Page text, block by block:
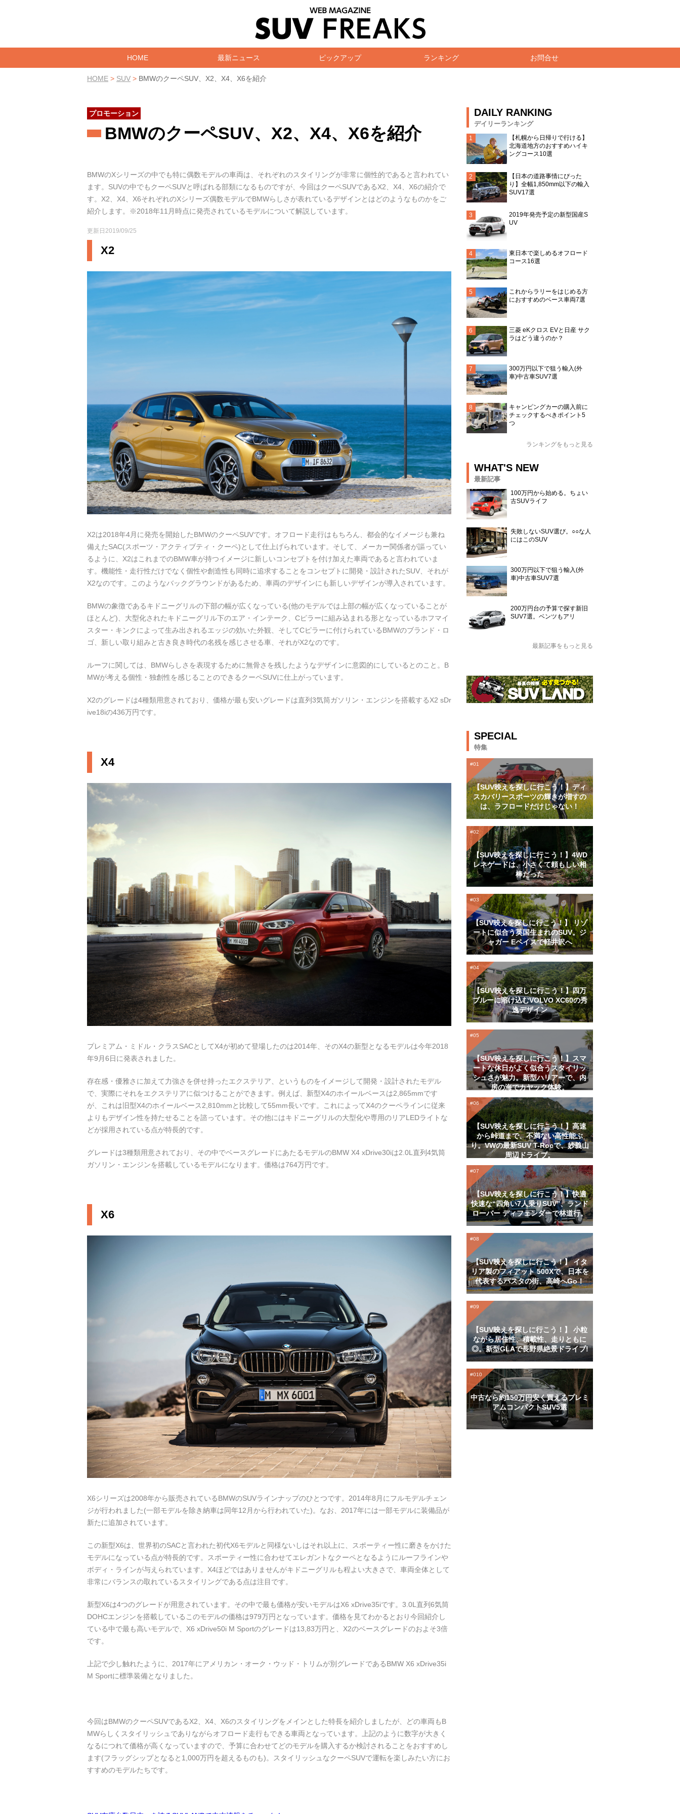
HOME 最新ニュース ピックアップ ランキング お問合せ
HOME > SUV > BMWのクーペSUV、X2、X4、X6を紹介
プロモーション
BMWのクーペSUV、X2、X4、X6を紹介
BMWのXシリーズの中でも特に偶数モデルの車両は、それぞれのスタイリングが非常に個性的であると言われてい
ます。SUVの中でもクーペSUVと呼ばれる部類になるものですが、今回はクーペSUVであるX2、X4、X6の紹介で
す。X2、X4、X6それぞれのXシリーズ偶数モデルでBMWらしさが表れているデザインとはどのようなものかをご
紹介します。※2018年11月時点に発売されているモデルについて解説しています。
更新日2019/09/25
X2
X2は2018年4月に発売を開始したBMWのクーペSUVです。オフロード走行はもちろん、都会的なイメージも兼ね
備えたSAC(スポーツ・アクティブティ・クーペ)として仕上げられています。そして、メーカー関係者が謳ってい
るように、X2はこれまでのBMW車が持つイメージに新しいコンセプトを付け加えた車両であると言われていま
す。機能性・走行性だけでなく個性や創造性も同時に追求することをコンセプトに開発・設計されたSUV、それが
X2なのです。このようなバックグラウンドがあるため、車両のデザインにも新しいデザインが導入されています。
BMWの象徴であるキドニーグリルの下部の幅が広くなっている(他のモデルでは上部の幅が広くなっていることが
ほとんど)、大型化されたキドニーグリル下のエア・インテーク、Cピラーに組み込まれる形となっているホフマイ
スター・キンクによって生み出されるエッジの効いた外観、そしてCピラーに付けられているBMWのブランド・ロ
ゴ、新しい取り組みと古き良き時代の名残を感じさせる車、それがX2なのです。
ルーフに関しては、BMWらしさを表現するために無骨さを残したようなデザインに意図的にしているとのこと。B
MWが考える個性・独創性を感じることのできるクーペSUVに仕上がっています。
X2のグレードは4種類用意されており、価格が最も安いグレードは直列3気筒ガソリン・エンジンを搭載するX2 sDr
ive18iの436万円です。
X4
プレミアム・ミドル・クラスSACとしてX4が初めて登場したのは2014年、そのX4の新型となるモデルは今年2018
年9月6日に発表されました。
存在感・優雅さに加えて力強さを併せ持ったエクステリア、というものをイメージして開発・設計されたモデル
で、実際にそれをエクステリアに似つけることができます。例えば、新型X4のホイールベースは2,865mmです
が、これは旧型X4のホイールベース2,810mmと比較して55mm長いです。これによってX4のクーペラインに従来
よりもデザイン性を持たせることを諮っています。その他にはキドニーグリルの大型化や専用のリアLEDライトな
どが採用されている点が特長的です。
グレードは3種類用意されており、その中でベースグレードにあたるモデルのBMW X4 xDrive30iは2.0L直列4気筒
ガソリン・エンジンを搭載しているモデルになります。価格は764万円です。
X6
X6シリーズは2008年から販売されているBMWのSUVラインナップのひとつです。2014年8月にフルモデルチェン
ジが行われました(一部モデルを除き納車は同年12月から行われていた)。なお、2017年には一部モデルに装備品が
新たに追加されています。
この新型X6は、世界初のSACと言われた初代X6モデルと同様ないしはそれ以上に、スポーティー性に磨きをかけた
モデルになっている点が特長的です。スポーティー性に合わせてエレガントなクーペとなるようにルーフラインや
ボディ・ラインが与えられています。X4ほどではありませんがキドニーグリルも程よい大きさで、車両全体として
非常にバランスの取れているスタイリングである点は注目です。
新型X6は4つのグレードが用意されています。その中で最も価格が安いモデルはX6 xDrive35iです。3.0L直列6気筒
DOHCエンジンを搭載しているこのモデルの価格は979万円となっています。価格を見てわかるとおり今回紹介し
ている中で最も高いモデルで、X6 xDrive50i M Sportのグレードは13,83万円と、X2のベースグレードのおよそ3倍
です。
上記で少し触れたように、2017年にアメリカン・オーク・ウッド・トリムが別グレードであるBMW X6 xDrive35i
M Sportに標準装備となりました。
今回はBMWのクーペSUVであるX2、X4、X6のスタイリングをメインとした特長を紹介しましたが、どの車両もB
MWらしくスタイリッシュでありながらオフロード走行もできる車両となっています。上記のように数字が大きく
なるにつれて価格が高くなっていますので、予算に合わせてどのモデルを購入するか検討されることをおすすめし
ます(フラッグシップとなると1,000万円を超えるものも)。スタイリッシュなクーペSUVで運転を楽しみたい方にお
すすめのモデルたちです。
DAILY RANKING
デイリーランキング
【札幌から日帰りで行ける】
北海道地方のおすすめハイキ
ングコース10選
【日本の道路事情にぴった
り】全幅1,850mm以下の輸入
SUV17選
2019年発売予定の新型国産S
UV
東日本で楽しめるオフロード
コース16選
これからラリーをはじめる方
におすすめのベース車両7選
三菱 eKクロス EVと日産 サク
ラはどう違うのか？
300万円以下で狙う輸入(外
車)中古車SUV7選
キャンピングカーの購入前に
チェックするべきポイント5
つ
ランキングをもっと見る
WHAT'S NEW
最新記事
100万円から始める。ちょい
古SUVライフ
失敗しないSUV選び。○○な人
にはこのSUV
300万円以下で狙う輸入(外
車)中古車SUV7選
200万円台の予算で探す新旧
SUV7選。ベンツもアリ
最新記事をもっと見る
SPECIAL
特集
【SUV映えを探しに行こう！】ディ
スカバリースポーツの輝きが増すの
は、ラフロードだけじゃない！
【SUV映えを探しに行こう！】4WD
レネゲードは、小さくて頼もしい相
棒だった
【SUV映えを探しに行こう！】 リゾ
ートに似合う英国生まれのSUV。ジ
ャガー Eペイスで軽井沢へ
【SUV映えを探しに行こう！】四万
ブルーに溶け込むVOLVO XC60の秀
逸デザイン
【SUV映えを探しに行こう！】スマ
ートな休日がよく似合うスタイリッ
シュさが魅力。新型ハリアーで、内
房の海でカヤック体験。
【SUV映えを探しに行こう！】高速
から峠道まで、不満ない高性能ぶ
り。VWの最新SUV T-Rocで、妙義山
周辺ドライブ。
【SUV映えを探しに行こう！】快適
快速な“四角い7人乗りSUV”、ランド
ローバー ディフェンダーで林道行。
【SUV映えを探しに行こう！】 イタ
リア製のフィアット 500Xで、日本を
代表するパスタの街、高崎へGo！
【SUV映えを探しに行こう！】 小粒
ながら居住性、積載性、走りともに
◎。新型GLAで長野県絶景ドライブ!
中古なら約150万円安く買えるプレミ
アムコンパクトSUV5選